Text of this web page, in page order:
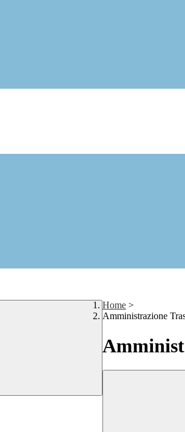
Home >
Amministrazione